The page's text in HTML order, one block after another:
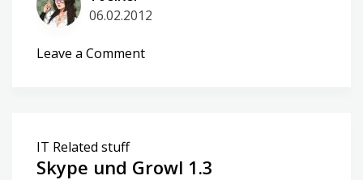
06.02.2012
Leave a Commenton
IT Related stuff
Skype und Growl 1.3